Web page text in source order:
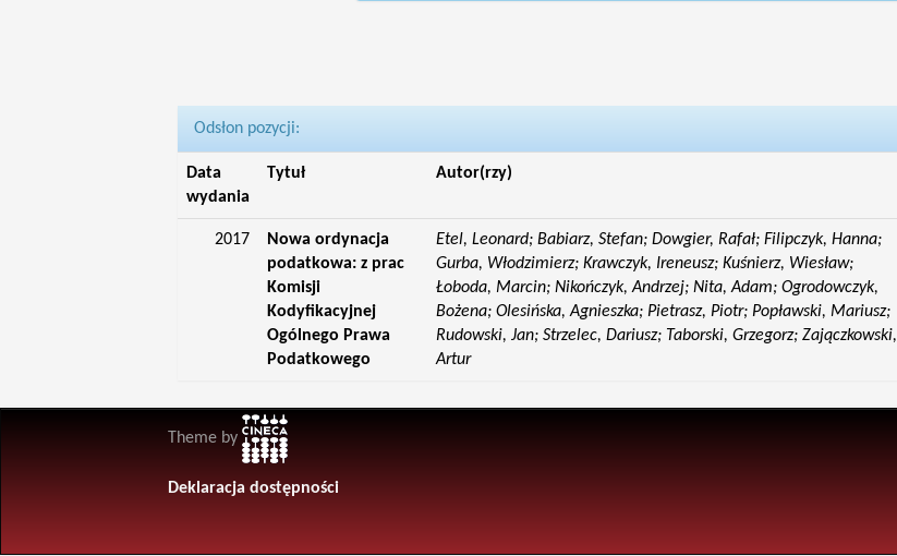
Odsłon pozycji:
Data
wydania
Tytuł Autor(rzy)
2017
Nowa ordynacja
podatkowa: z prac
Komisji
Kodyfikacyjnej
Ogólnego Prawa
Podatkowego
Etel, Leonard; Babiarz, Stefan; Dowgier, Rafał; Filipczyk, Hanna;
Gurba, Włodzimierz; Krawczyk, Ireneusz; Kuśnierz, Wiesław;
Łoboda, Marcin; Nikończyk, Andrzej; Nita, Adam; Ogrodowczyk,
Bożena; Olesińska, Agnieszka; Pietrasz, Piotr; Popławski, Mariusz;
Rudowski, Jan; Strzelec, Dariusz; Taborski, Grzegorz; Zajączkowski,
Artur
Theme by
Deklaracja dostępności